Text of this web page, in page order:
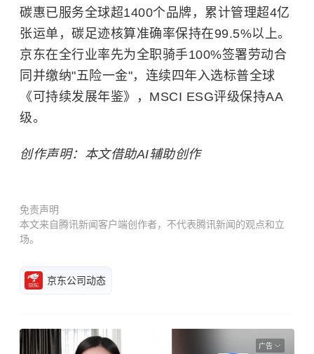
碳惠已服务全球超1400个品牌，累计管理超4亿
张运单，碳足迹核算准确率保持在99.5%以上。
京东在全行业率先为全职骑手100%签署劳动合
同并缴纳"五险一金"，连续四年入选标普全球
《可持续发展年鉴》，MSCI ESG评级保持AA
级。
创作声明：本文借助AI辅助创作
免责声明
本文来自腾讯新闻客户端创作者，不代表腾讯新闻的观点和立
场。
京东公司动态
广告